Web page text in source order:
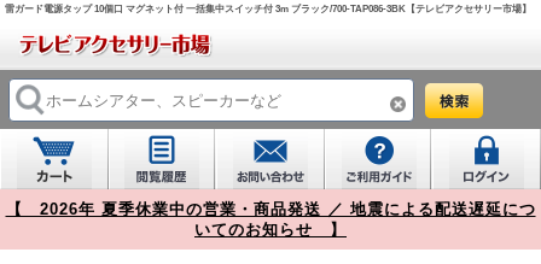
雷ガード電源タップ 10個口 マグネット付 一括集中スイッチ付 3m ブラック/700-TAP086-3BK【テレビアクセサリー市場】
【 2026年 夏季休業中の営業・商品発送 ／ 地震による配送遅延につ
いてのお知らせ 】